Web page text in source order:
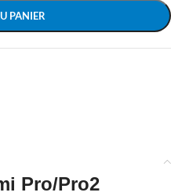
PANIER
Pro/Pro2